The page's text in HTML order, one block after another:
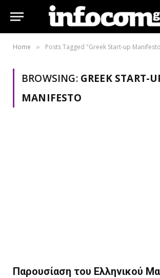
Home » Posts Tagged "Greek Start-up
BROWSING: GREEK START-
MANIFESTO
Παρουσίαση του Ελληνικού